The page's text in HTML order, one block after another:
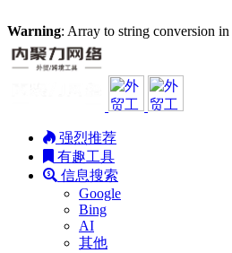
Warning: Array to string conversion in
强烈推荐
有趣工具
信息搜索
Google
Bing
AI
其他